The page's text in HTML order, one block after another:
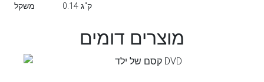
משקל
0.14 ק"ג
מוצרים דומים